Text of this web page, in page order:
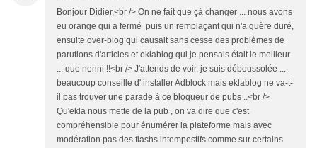
Bonjour Didier,<br /> On ne fait que çà changer ... nous avons
eu orange qui a fermé puis un remplaçant qui n'a guère duré,
ensuite over-blog qui causait sans cesse des problèmes de
parutions d'articles et eklablog qui je pensais était le meilleur
... que nenni !!<br /> J'attends de voir, je suis déboussolée ...
beaucoup conseille d' installer Adblock mais eklablog ne va-t-
il pas trouver une parade à ce bloqueur de pubs ..<br />
Qu'ekla nous mette de la pub , on va dire que c'est
compréhensible pour énumérer la plateforme mais avec
modération pas des flashs intempestifs comme sur certains